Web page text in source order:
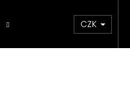
CZK